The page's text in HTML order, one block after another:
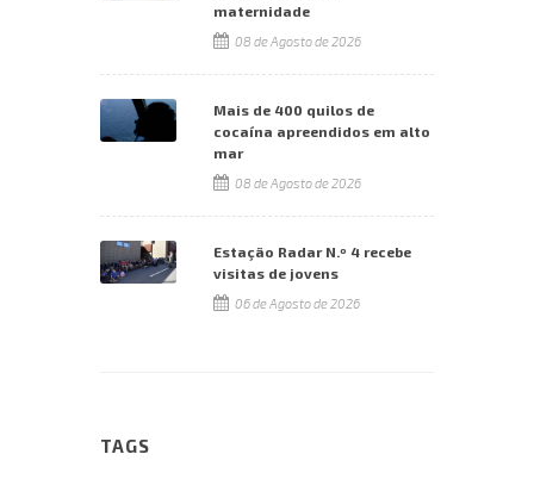
maternidade
08 de Agosto de 2026
Mais de 400 quilos de
cocaína apreendidos em alto
mar
08 de Agosto de 2026
Estação Radar N.º 4 recebe
visitas de jovens
06 de Agosto de 2026
TAGS